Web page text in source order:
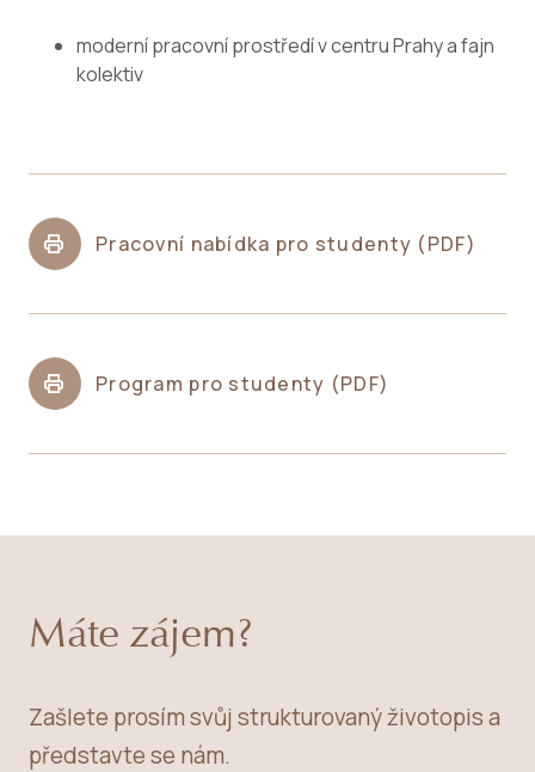
moderní pracovní prostředí v centru Prahy a fajn
kolektiv
Pracovní nabídka pro studenty (PDF)
Program pro studenty (PDF)
Máte zájem?
Zašlete prosím svůj strukturovaný životopis a
představte se nám.